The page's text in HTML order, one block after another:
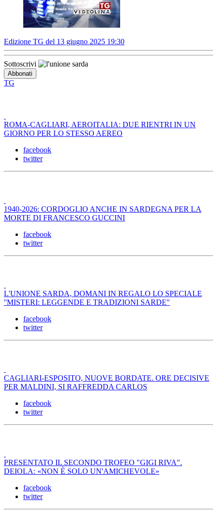
Edizione TG del 13 giugno 2025 19:30
Sottoscrivi
TG
ROMA-CAGLIARI, AEROITALIA: DUE RIENTRI IN UN
GIORNO PER LO STESSO AEREO
facebook
twitter
1940-2026: CORDOGLIO ANCHE IN SARDEGNA PER LA
MORTE DI FRANCESCO GUCCINI
facebook
twitter
L'UNIONE SARDA, DOMANI IN REGALO LO SPECIALE
''MISTERI: LEGGENDE E TRADIZIONI SARDE"
facebook
twitter
CAGLIARI-ESPOSITO, NUOVE BORDATE. ORE DECISIVE
PER MALDINI, SI RAFFREDDA CARLOS
facebook
twitter
PRESENTATO IL SECONDO TROFEO "GIGI RIVA".
DEIOLA: «NON È SOLO UN'AMICHEVOLE»
facebook
twitter